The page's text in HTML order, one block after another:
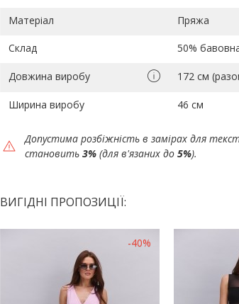
Матеріал Пряжа
Склад 50%
Довжина виробу 172 см
Ширина виробу 46 см
Допустима розбіжність в замірах для
становить 3% (для в'язаних до 5%).
ВИГІДНІ ПРОПОЗИЦІЇ:
-40%